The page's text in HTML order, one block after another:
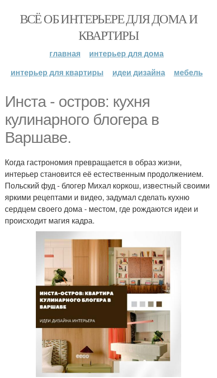
ВСЁ ОБ ИНТЕРЬЕРЕ ДЛЯ ДОМА И
КВАРТИРЫ
главная
интерьер для дома
интерьер для квартиры
идеи дизайна мебель
Инста - остров: кухня
кулинарного блогера в
Варшаве.
Когда гастрономия превращается в образ жизни,
интерьер становится её естественным продолжением.
Польский фуд - блогер Михал коркош, известный своими
яркими рецептами и видео, задумал сделать кухню
сердцем своего дома - местом, где рождаются идеи и
происходит магия кадра.